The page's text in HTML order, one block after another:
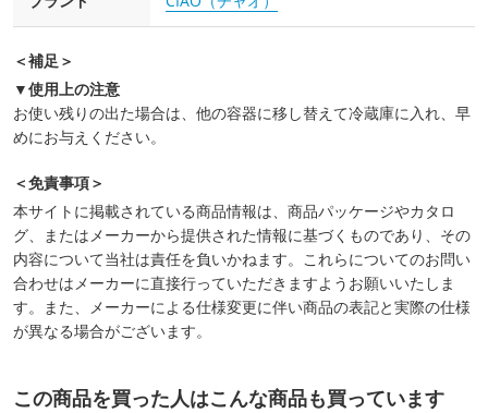
＜補足＞
▼使用上の注意
お使い残りの出た場合は、他の容器に移し替えて冷蔵庫に入れ、早
めにお与えください。
＜免責事項＞
本サイトに掲載されている商品情報は、商品パッケージやカタロ
グ、またはメーカーから提供された情報に基づくものであり、その
内容について当社は責任を負いかねます。これらについてのお問い
合わせはメーカーに直接行っていただきますようお願いいたしま
す。また、メーカーによる仕様変更に伴い商品の表記と実際の仕様
が異なる場合がございます。
この商品を買った人はこんな商品も買っています